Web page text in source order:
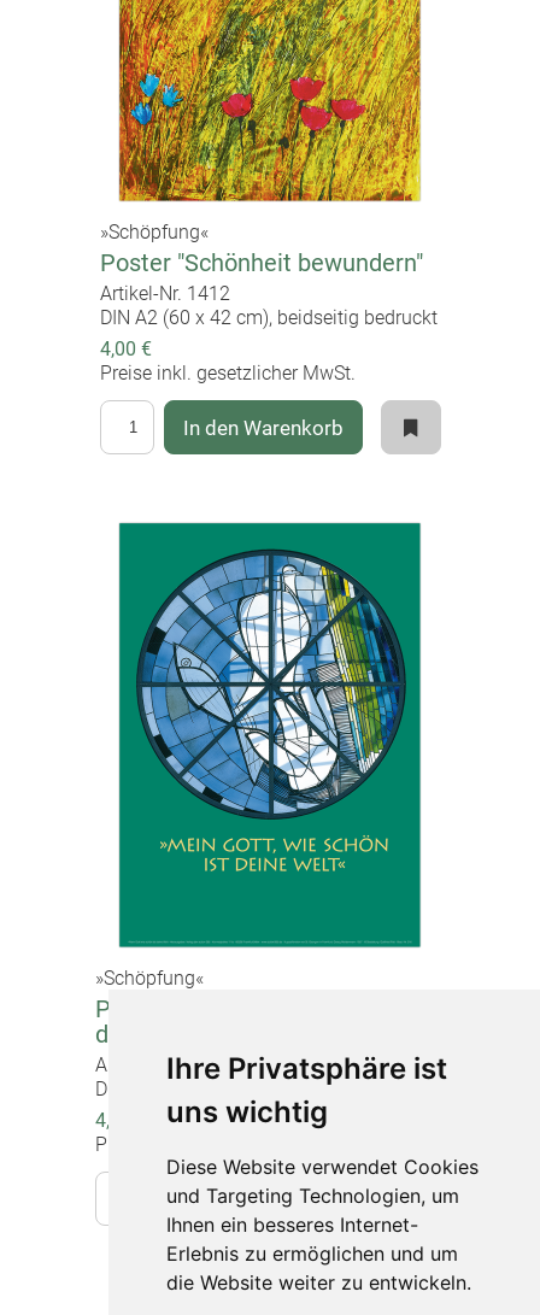
Ihre Privatsphäre ist
uns wichtig
Diese Website verwendet Cookies
und Targeting Technologien, um
Ihnen ein besseres Internet-
Erlebnis zu ermöglichen und um
die Website weiter zu entwickeln.
»Schöpfung«
Poster "Schönheit bewundern"
Artikel-Nr. 1412
DIN A2 (60 x 42 cm), beidseitig bedruckt
4,00 €
Preise inkl. gesetzlicher MwSt.
In den Warenkorb
»Schöpfung«
Poster "Mein Gott, wie schön ist
deine Welt"
Artikel-Nr. 1216
DIN A2 (60 x 42 cm), beidseitig bedruckt
4,00 €
Preise inkl. gesetzlicher MwSt.
In den Warenkorb